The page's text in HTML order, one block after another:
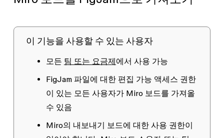
이 기능을 사용할 수 있는 사용자
모든 팀 또는 요금제에서 사용 가능
FigJam 파일에 대한 편집 가능 액세스 권한
이 있는 모든 사용자가 Miro 보드를 가져올
수 있음
Miro의 내보내기 보드에 대한 사용 권한이